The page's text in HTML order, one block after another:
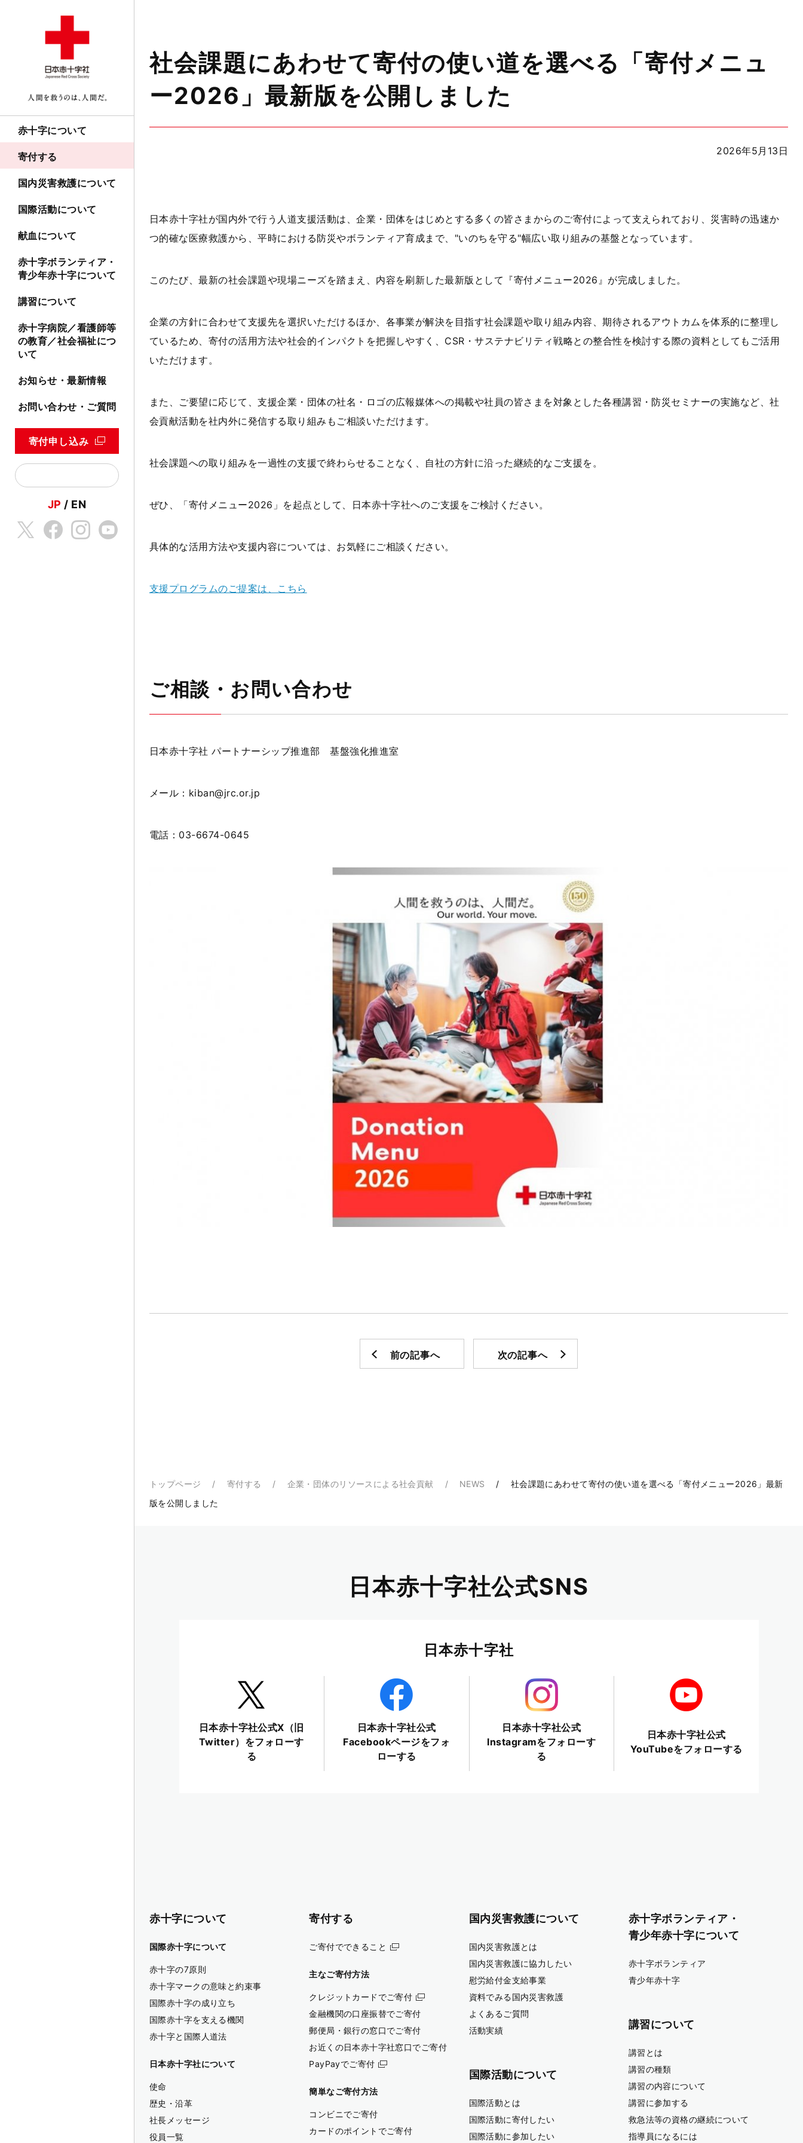
赤十字について
寄付する
国内災害救護について
国際活動について
献血について
赤十字ボランティア・
青少年赤十字について
講習について
赤十字病院／看護師等
の教育／社会福祉につ
いて
お知らせ・最新情報
お問い合わせ・ご質問
寄付申し込み
JP EN
社会課題にあわせて寄付の使い道を選べる「寄付メニュ
ー2026」最新版を公開しました
2026年5月13日
日本赤十字社が国内外で行う人道支援活動は、企業・団体をはじめとする多くの皆さまからのご寄付によって支えられており、災害時の迅速か
つ的確な医療救護から、平時における防災やボランティア育成まで、"いのちを守る"幅広い取り組みの基盤となっています。
このたび、最新の社会課題や現場ニーズを踏まえ、内容を刷新した最新版として『寄付メニュー2026 』が完成しました。
企業の方針に合わせて支援先を選択いただけるほか、各事業が解決を目指す社会課題や取り組み内容、期待されるアウトカムを体系的に整理し
ているため、寄付の活用方法や社会的インパクトを把握しやすく、 CSR ・サステナビリティ戦略との整合性を検討する際の資料としてもご活用
いただけます。
また、ご要望に応じて、支援企業・団体の社名・ロゴの広報媒体への掲載や社員の皆さまを対象とした各種講習・防災セミナーの実施など、社
会貢献活動を社内外に発信する取り組みもご相談いただけます。
社会課題への取り組みを一過性の支援で終わらせることなく、自社の方針に沿った継続的なご支援を。
ぜひ、「寄付メニュー2026 」を起点として、日本赤十字社へのご支援をご検討ください。
具体的な活用方法や支援内容については、お気軽にご相談ください。
支援プログラムのご提案は、こちら
ご相談・お問い合わせ
日本赤十字社 パートナーシップ推進部 基盤強化推進室
メール：kiban@jrc.or.jp
電話： 03-6674-0645
前の記事へ 次の記事へ
トップページ 寄付する 企業・団体のリソースによる社会貢献 NEWS
社会課題にあわせて寄付の使い道を選べる「寄付メニュー2026」最新
版を公開しました
日本赤十字社公式SNS
日本赤十字社
日本赤十字社公式X（旧
Twitter）をフォローす
る
日本赤十字社公式
Facebookページをフォ
ローする
日本赤十字社公式
Instagramをフォローす
る
日本赤十字社公式
YouTubeをフォローする
赤十字について
国際赤十字について
赤十字の7原則
赤十字マークの意味と約束事
国際赤十字の成り立ち
国際赤十字を支える機関
赤十字と国際人道法
日本赤十字社について
使命
歴史・沿革
社長メッセージ
役員一覧
寄付する
ご寄付でできること
主なご寄付方法
クレジットカードでご寄付
金融機関の口座振替でご寄付
郵便局・銀行の窓口でご寄付
お近くの日本赤十字社窓口でご寄付
PayPayでご寄付
簡単なご寄付方法
コンビニでご寄付
カードのポイントでご寄付
国内災害救護について
国内災害救護とは
国内災害救護に協力したい
慰労給付金支給事業
資料でみる国内災害救護
よくあるご質問
活動実績
国際活動について
国際活動とは
国際活動に寄付したい
国際活動に参加したい
赤十字ボランティア・
青少年赤十字について
赤十字ボランティア
青少年赤十字
講習について
講習とは
講習の種類
講習の内容について
講習に参加する
救急法等の資格の継続について
指導員になるには